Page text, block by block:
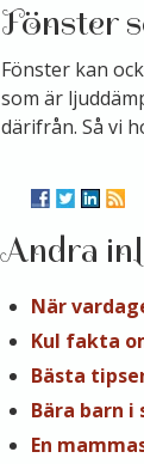
Fönster
Fönster kan
som är
därifrån. Så vi
Andra
När
Kul fakta
Bästa
Bära barn i
En